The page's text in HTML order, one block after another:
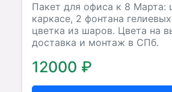
Пакет для офиса к 8 Марта:
каркасе, 2 фонтана
цветка из шаров. Цвета на
доставка и монтаж в СПб.
12000 ₽